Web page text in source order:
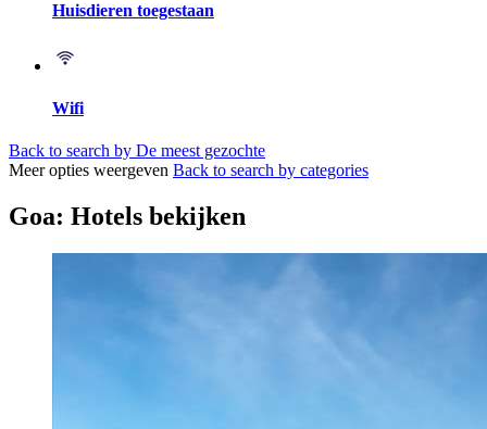
Huisdieren toegestaan
Wifi
Back to search by De meest gezochte
Meer opties weergeven Back to search by categories
Goa: Hotels bekijken